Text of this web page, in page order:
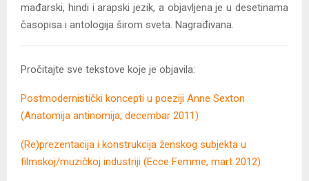
mađarski, hindi i arapski jezik, a objavljena je u desetinama
časopisa i antologija širom sveta. Nagrađivana.
Pročitajte sve tekstove koje je objavila:
Postmodernistički koncepti u poeziji Anne Sexton
(Anatomija antinomija, decembar 2011)
(Re)prezentacija i konstrukcija ženskog subjekta u
filmskoj/muzičkoj industriji (Ecce Femme, mart 2012)